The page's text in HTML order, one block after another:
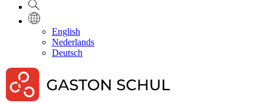
English
Nederlands
Deutsch